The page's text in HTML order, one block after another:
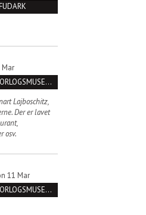
HVAD SKAL DER SKE MED ORLOGSMUSEET?
Lajboschitz,
Der er lavet
osv.
11 Mar
HVAD SKAL DER SKE MED ORLOGSMUSEET?